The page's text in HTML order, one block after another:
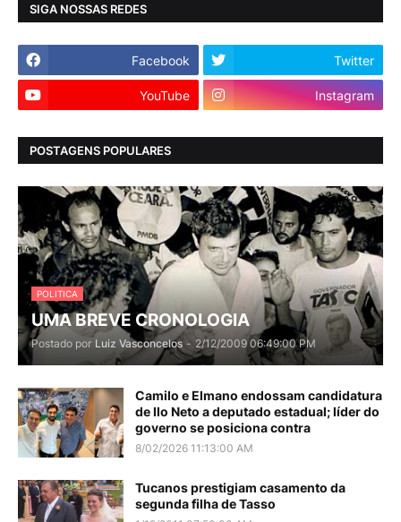
SIGA NOSSAS REDES
Facebook Twitter
YouTube Instagram
POSTAGENS POPULARES
POLITICA
UMA BREVE CRONOLOGIA
Postado por Luiz Vasconcelos - 2/12/2009 06:49:00 PM
Camilo e Elmano endossam candidatura
de Ilo Neto a deputado estadual; líder do
governo se posiciona contra
8/02/2026 11:13:00 AM
Tucanos prestigiam casamento da
segunda filha de Tasso